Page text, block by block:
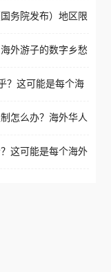
务院发布）地区限
外游子的数字乡愁
？这可能是每个海
怎么办？海外华人
这可能是每个海外